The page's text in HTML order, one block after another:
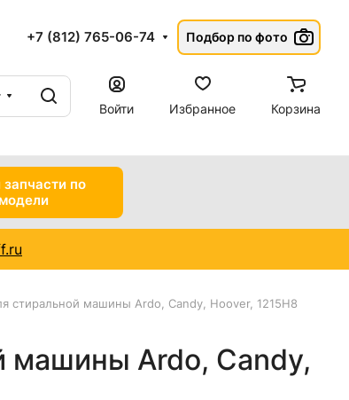
+7 (812) 765-06-74 Подбор по фото
Войти
Избранное Корзина
запчасти по
модели
стиральной машины Ardo, Candy, Hoover, 1215H8
машины Ardo, Candy,